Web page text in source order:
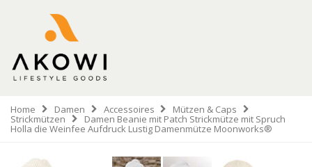
Home Damen Accessoires Mützen & Caps
Strickmützen Damen Beanie mit Patch Strickmütze mit Spruch
Holla die Weinfee Aufdruck Lustig Damenmütze Moonworks®